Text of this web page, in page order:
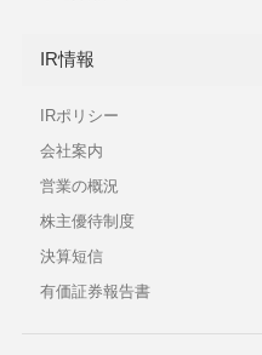
IR情報
IRポリシー
会社案内
営業の概況
株主優待制度
決算短信
有価証券報告書